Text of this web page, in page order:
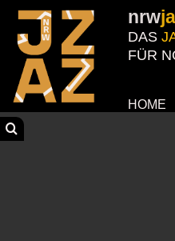
nrw
DAS
FÜR
HOME